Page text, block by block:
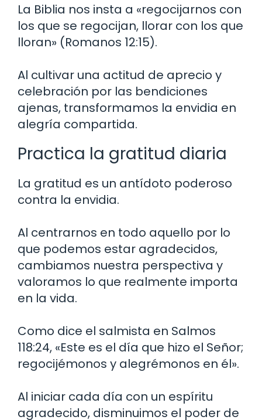
La Biblia nos insta a «regocijarnos con
los que se regocijan, llorar con los que
lloran» (Romanos 12:15).
Al cultivar una actitud de aprecio y
celebración por las bendiciones
ajenas, transformamos la envidia en
alegría compartida.
Practica la gratitud diaria
La gratitud es un antídoto poderoso
contra la envidia.
Al centrarnos en todo aquello por lo
que podemos estar agradecidos,
cambiamos nuestra perspectiva y
valoramos lo que realmente importa
en la vida.
Como dice el salmista en Salmos
118:24, «Este es el día que hizo el Señor;
regocijémonos y alegrémonos en él».
Al iniciar cada día con un espíritu
agradecido, disminuimos el poder de